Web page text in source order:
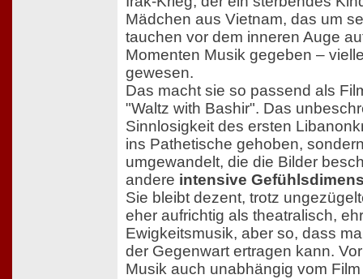
Mädchen aus Vietnam, das um
tauchen vor dem inneren Auge
Momenten Musik gegeben –
gewesen.
Das macht sie so passend als
"Waltz with Bashir". Das
Sinnlosigkeit des ersten
ins Pathetische gehoben,
umgewandelt, die die Bilder
andere intensive
Sie bleibt dezent, trotz
eher aufrichtig als theatralisch,
Ewigkeitsmusik, aber so, dass
der Gegenwart ertragen kann.
Musik auch unabhängig vom